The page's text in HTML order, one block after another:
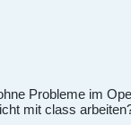
Probleme im
mit class